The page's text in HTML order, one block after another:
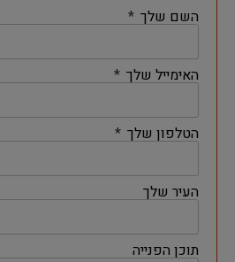
השם שלך
האימייל שלך
הטלפון שלך
העיר שלך
תוכן הפנייה